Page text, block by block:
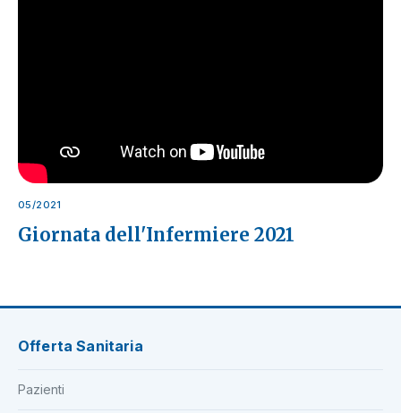
05/2021
Giornata dell'Infermiere 2021
Offerta Sanitaria
Pazienti